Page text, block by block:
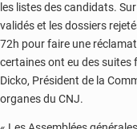
les listes des candidats.
validés et les dossiers
72h pour faire une
certaines ont eu des suites
Dicko, Président de la
organes du CNJ.